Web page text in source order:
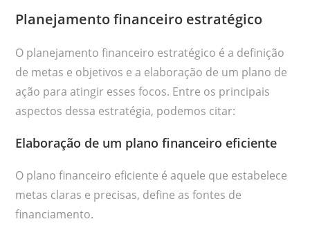
Planejamento financeiro estratégico
O planejamento financeiro estratégico é a definição
de metas e objetivos e a elaboração de um plano de
ação para atingir esses focos. Entre os principais
aspectos dessa estratégia, podemos citar:
Elaboração de um plano financeiro eficiente
O plano financeiro eficiente é aquele que estabelece
metas claras e precisas, define as fontes de
financiamento.